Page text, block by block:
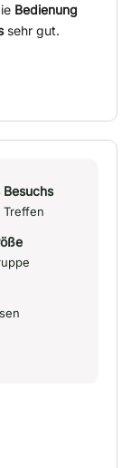
Bedienung
sehr gut.
Treffen